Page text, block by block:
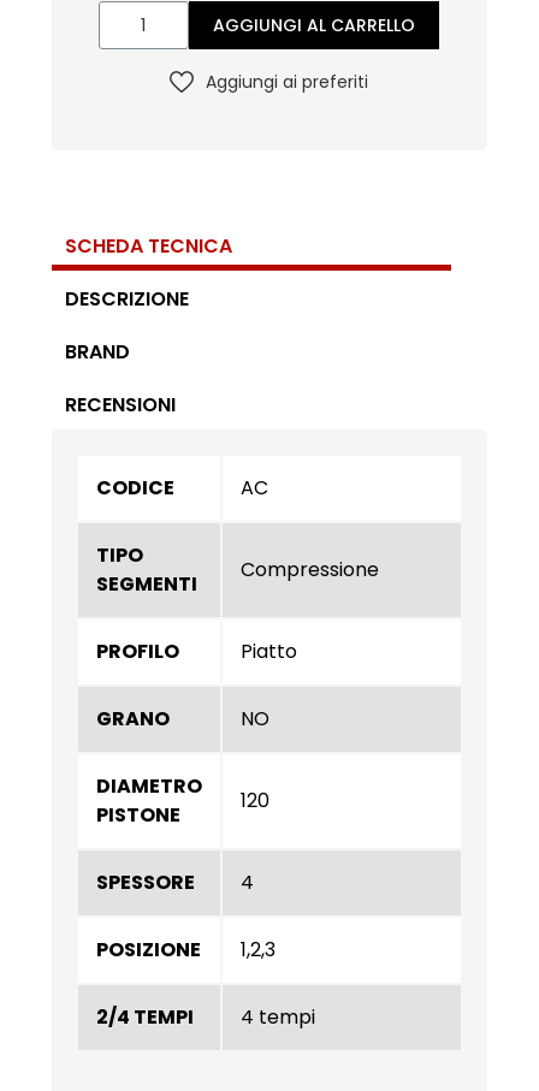
AGGIUNGI AL CARRELLO
Aggiungi ai preferiti
SCHEDA TECNICA
DESCRIZIONE
BRAND
RECENSIONI
CODICE AC
TIPO
SEGMENTI
Compressione
PROFILO Piatto
GRANO NO
DIAMETRO
PISTONE
120
SPESSORE 4
POSIZIONE 1,2,3
2/4 TEMPI 4 tempi